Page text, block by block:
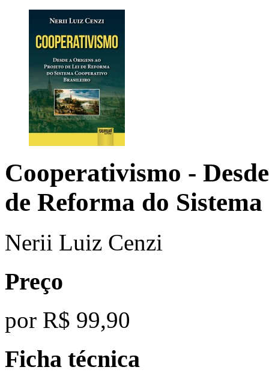
Cooperativismo -
de Reforma do
Nerii Luiz Cenzi
Preço
por R$ 99,90
Ficha técnica